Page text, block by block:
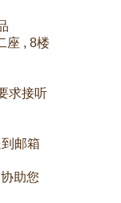
座 , 8楼
求接听
邮箱
助您